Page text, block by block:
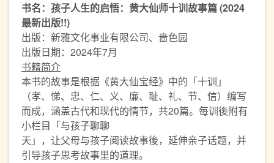
书名：孩子人生的启悟：黄大仙师十训故事篇 (2024
最新出版!!)
出版：新雅文化事业有限公司、啬色园
出版日期：2024年7月
书籍简介
本书的故事是根据《黄大仙宝经》中的「十训」
（孝、悌、忠、仁、义、廉、耻、礼、节、信）编写
而成，涵盖古代和现代的情节，共20篇。每训後附有
小栏目「与孩子聊聊
天」，让父母与孩子阅读故事後，延伸亲子话题，并
引导孩子思考故事里的道理。